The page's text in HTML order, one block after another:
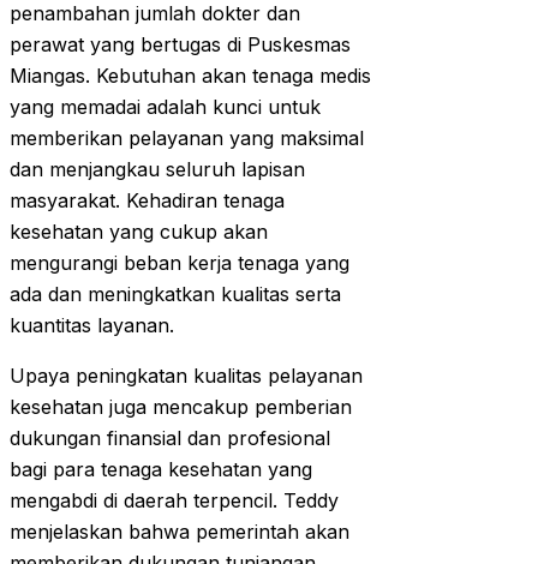
penambahan jumlah dokter dan
perawat yang bertugas di Puskesmas
Miangas. Kebutuhan akan tenaga medis
yang memadai adalah kunci untuk
memberikan pelayanan yang maksimal
dan menjangkau seluruh lapisan
masyarakat. Kehadiran tenaga
kesehatan yang cukup akan
mengurangi beban kerja tenaga yang
ada dan meningkatkan kualitas serta
kuantitas layanan.
Upaya peningkatan kualitas pelayanan
kesehatan juga mencakup pemberian
dukungan finansial dan profesional
bagi para tenaga kesehatan yang
mengabdi di daerah terpencil. Teddy
menjelaskan bahwa pemerintah akan